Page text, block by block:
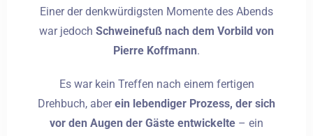
Einer der denkwürdigsten Momente des Abends
war jedoch Schweinefuß nach dem Vorbild von
Pierre Koffmann.
Es war kein Treffen nach einem fertigen
Drehbuch, aberein lebendiger Prozess, der sich
vor den Augen der Gäste entwickelte – ein